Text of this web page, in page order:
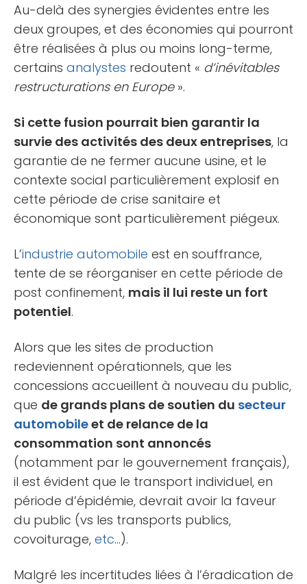
Au-delà des synergies évidentes entre les
deux groupes, et des économies qui pourront
être réalisées à plus ou moins long-terme,
certains analystes redoutent « d’inévitables
restructurations en Europe».
Si cette fusion pourrait bien garantir la
survie des activités des deux entreprises, la
garantie de ne fermer aucune usine, et le
contexte social particulièrement explosif en
cette période de crise sanitaire et
économique sont particulièrement piégeux.
L’industrie automobile est en souffrance,
tente de se réorganiser en cette période de
post confinement, mais il lui reste un fort
potentiel.
Alors que les sites de production
redeviennent opérationnels, que les
concessions accueillent à nouveau du public,
que de grands plans de soutien du secteur
automobileet de relance de la
consommation sont annoncés
(notamment par le gouvernement français),
il est évident que le transport individuel, en
période d’épidémie, devrait avoir la faveur
du public (vs les transports publics,
covoiturage, etc…).
Malgré les incertitudes liées à l’éradication de